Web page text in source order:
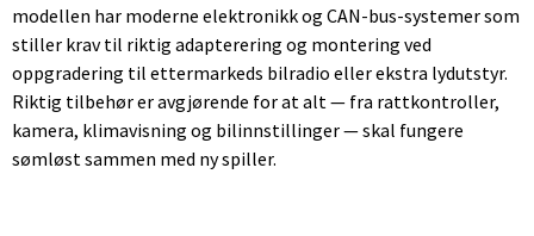
modellen har moderne elektronikk og CAN-bus-systemer som
stiller krav til riktig adapterering og montering ved
oppgradering til ettermarkeds bilradio eller ekstra lydutstyr.
Riktig tilbehør er avgjørende for at alt — fra rattkontroller,
kamera, klimavisning og bilinnstillinger — skal fungere
sømløst sammen med ny spiller.